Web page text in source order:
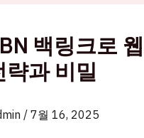
백링크로
과 비밀
/ 7월 16, 2025